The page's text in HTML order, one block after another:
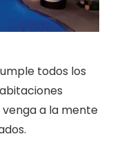
todos los
a la mente